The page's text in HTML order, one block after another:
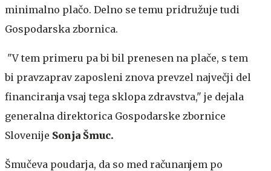
minimalno plačo. Delno se temu pridružuje tudi
Gospodarska zbornica.
"V tem primeru pa bi bil prenesen na plače, s tem
bi pravzaprav zaposleni znova prevzel največji del
financiranja vsaj tega sklopa zdravstva," je dejala
generalna direktorica Gospodarske zbornice
Slovenije Sonja Šmuc.
Šmučeva poudarja, da so med računanjem po